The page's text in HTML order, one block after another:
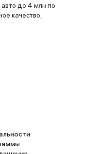
до 4 млн по
качество,